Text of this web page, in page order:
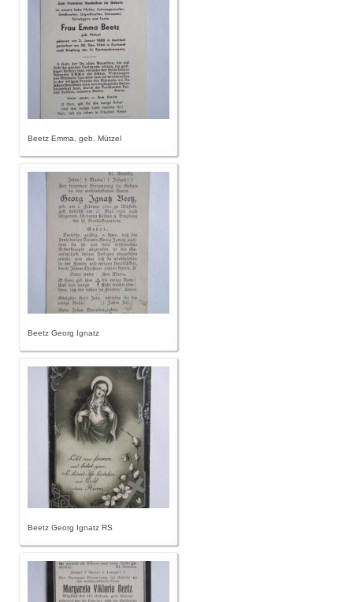
Beetz Emma, geb. Mützel
Beetz Georg Ignatz
Beetz Georg Ignatz RS